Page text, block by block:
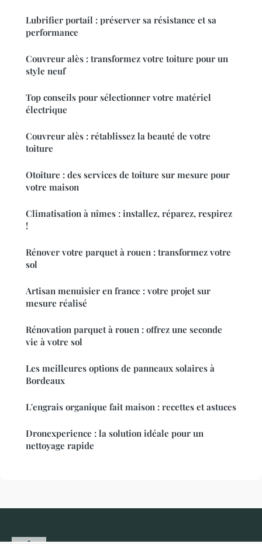
Lubrifier portail : préserver sa résistance et sa
performance
Couvreur alès : transformez votre toiture pour un
style neuf
Top conseils pour sélectionner votre matériel
électrique
Couvreur alès : rétablissez la beauté de votre
toiture
Otoiture : des services de toiture sur mesure pour
votre maison
Climatisation à nîmes : installez, réparez, respirez
!
Rénover votre parquet à rouen : transformez votre
sol
Artisan menuisier en france : votre projet sur
mesure réalisé
Rénovation parquet à rouen : offrez une seconde
vie à votre sol
Les meilleures options de panneaux solaires à
Bordeaux
L'engrais organique fait maison : recettes et astuces
Dronexperience : la solution idéale pour un
nettoyage rapide